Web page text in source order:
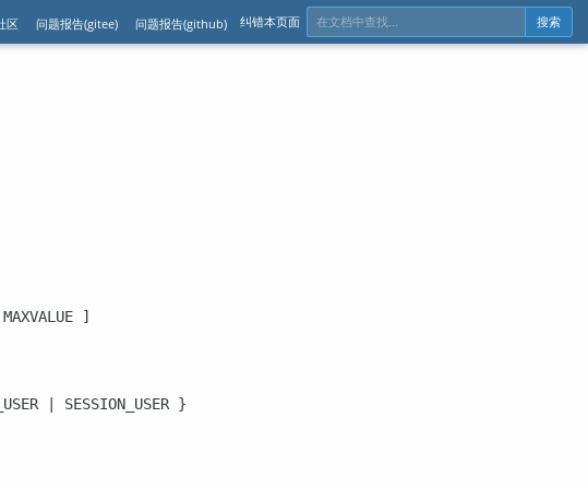
区 问题报告(gitee) 问题报告(github) 纠错本页面 搜索
]
| SESSION_USER }